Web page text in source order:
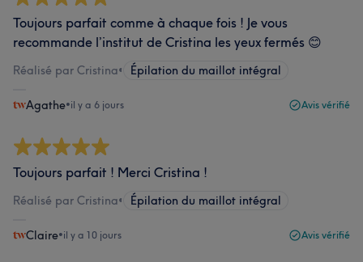
Toujours parfait comme à chaque fois ! Je vous
recommande l’institut de Cristina les yeux fermés 😊
Réalisé par Cristina• Épilation du maillot intégral
Agathe•il y a 6 jours Avis vérifié
Toujours parfait ! Merci Cristina !
Réalisé par Cristina• Épilation du maillot intégral
Claire•il y a 10 jours Avis vérifié